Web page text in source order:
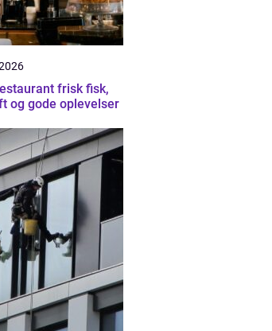
frisk fisk,
og gode oplevelser